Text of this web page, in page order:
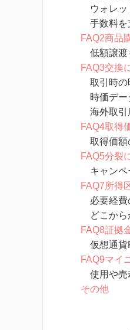
ウォレッ
手数料を
FAQ2商品
低額譲渡
FAQ3交換
取引時の
時価デー
海外取引
FAQ4取得
取得価額
FAQ5分裂
キャンペ
FAQ7所得
必要経費
どこから
FAQ8証拠
仮想通貨
FAQ9マイ
使用や売
その他